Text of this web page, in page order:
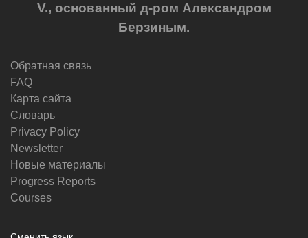
V., основанный д-ром Александром
Берзиным.
Обратная связь
FAQ
Карта сайта
Словарь
Privacy Policy
Newsletter
Новые материалы
Progress Reports
Courses